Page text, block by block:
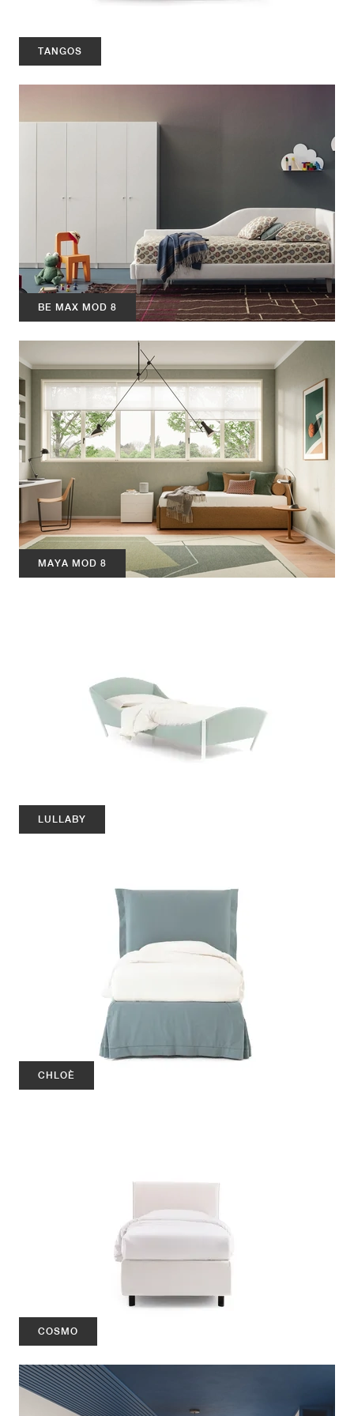
TANGOS
BE MAX MOD 8
MAYA MOD 8
LULLABY
CHLOÈ
COSMO